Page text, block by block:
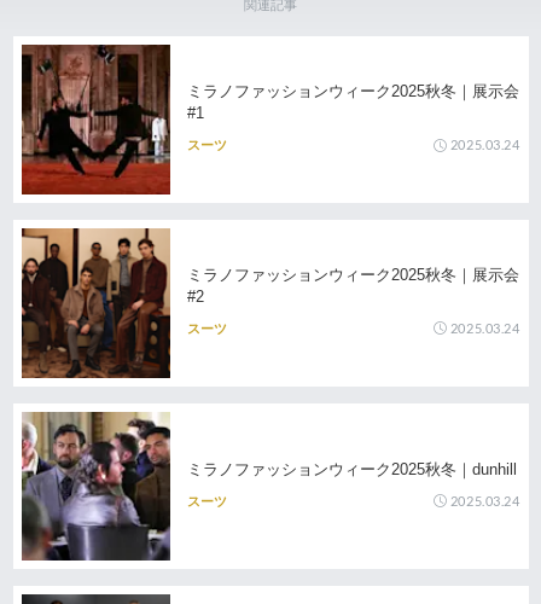
関連記事
ミラノファッションウィーク2025秋冬｜展示会
#1
スーツ 2025.03.24
ミラノファッションウィーク2025秋冬｜展示会
#2
スーツ 2025.03.24
ミラノファッションウィーク2025秋冬｜dunhill
スーツ 2025.03.24